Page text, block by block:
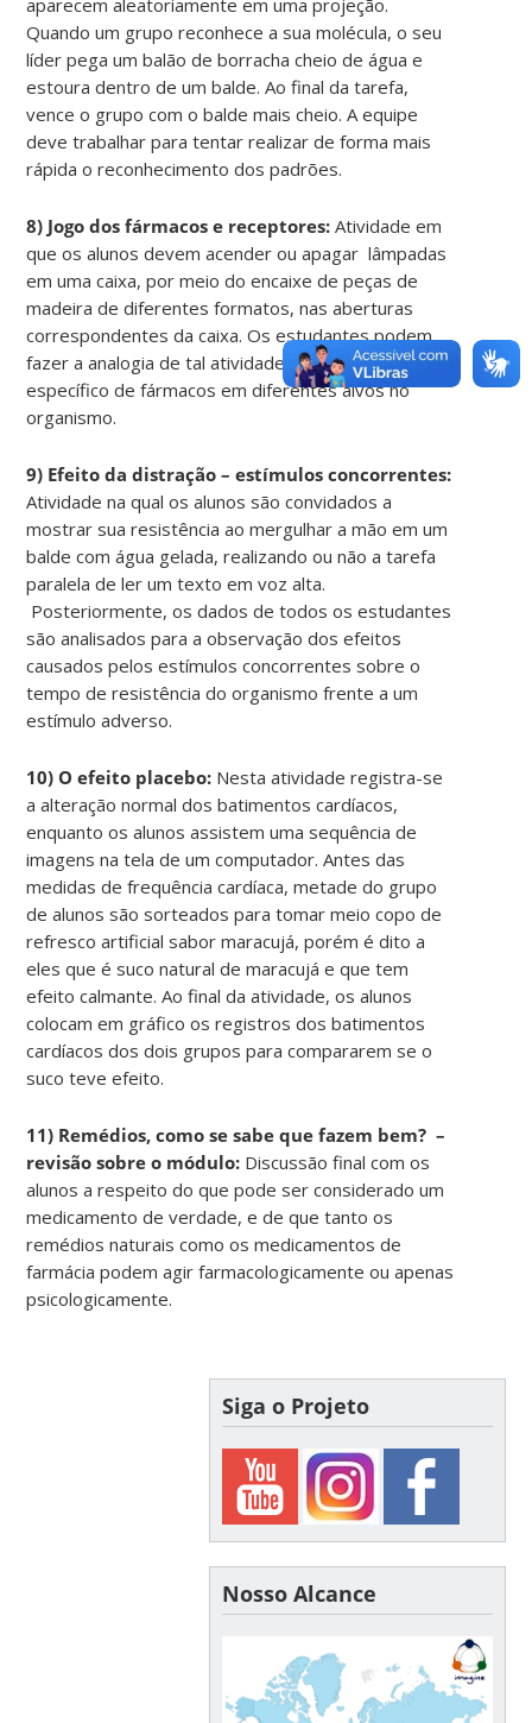
Quando um grupo reconhece a sua molécula, o seu
líder pega um balão de borracha cheio de água e
estoura dentro de um balde. Ao final da tarefa,
vence o grupo com o balde mais cheio. A equipe
deve trabalhar para tentar realizar de forma mais
rápida o reconhecimento dos padrões.
8) Jogo dos fármacos e receptores:Atividade em
que os alunos devem acender ou apagar lâmpadas
em uma caixa, por meio do encaixe de peças de
madeira de diferentes formatos, nas aberturas
correspondentes da caixa. Os estudantes podem
fazer a analogia de tal atividade com o encaixe
específico de fármacos em diferentes alvos no
organismo.
9) Efeito da distração – estímulos concorrentes:
Atividade na qual os alunos são convidados a
mostrar sua resistência ao mergulhar a mão em um
balde com água gelada, realizando ou não a tarefa
paralela de ler um texto em voz alta.
Posteriormente, os dados de todos os estudantes
são analisados para a observação dos efeitos
causados pelos estímulos concorrentes sobre o
tempo de resistência do organismo frente a um
estímulo adverso.
10) O efeito placebo: Nesta atividade registra-se
a alteração normal dos batimentos cardíacos,
enquanto os alunos assistem uma sequência de
imagens na tela de um computador. Antes das
medidas de frequência cardíaca, metade do grupo
de alunos são sorteados para tomar meio copo de
refresco artificial sabor maracujá, porém é dito a
eles que é suco natural de maracujá e que tem
efeito calmante. Ao final da atividade, os alunos
colocam em gráfico os registros dos batimentos
cardíacos dos dois grupos para compararem se o
suco teve efeito.
11) Remédios, como se sabe que fazem bem? –
revisão sobre o módulo: Discussão final com os
alunos a respeito do que pode ser considerado um
medicamento de verdade, e de que tanto os
remédios naturais como os medicamentos de
farmácia podem agir farmacologicamente ou apenas
psicologicamente.
Siga o Projeto
Nosso Alcance